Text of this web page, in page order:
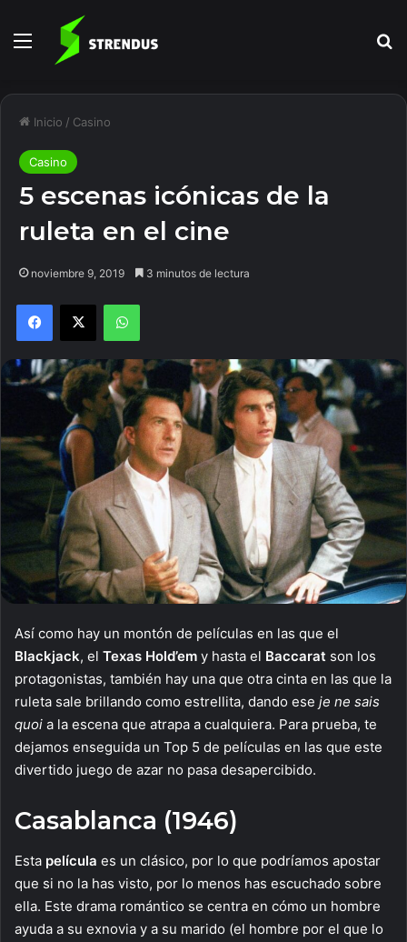
Menú
Inicio / Casino
Casino
5 escenas icónicas de la
ruleta en el cine
noviembre 9, 2019 3 minutos de lectura
Facebook
X WhatsApp
Así como hay un montón de películas en las que el
Blackjack, el Texas Hold’em y hasta el Baccarat son los
protagonistas, también hay una que otra cinta en las que la
ruleta sale brillando como estrellita, dando ese je ne sais
quoi a la escena que atrapa a cualquiera. Para prueba, te
dejamos enseguida un Top 5 de películas en las que este
divertido juego de azar no pasa desapercibido.
Casablanca (1946)
Esta película es un clásico, por lo que podríamos apostar
que si no la has visto, por lo menos has escuchado sobre
ella. Este drama romántico se centra en cómo un hombre
ayuda a su exnovia y a su marido (el hombre por el que lo